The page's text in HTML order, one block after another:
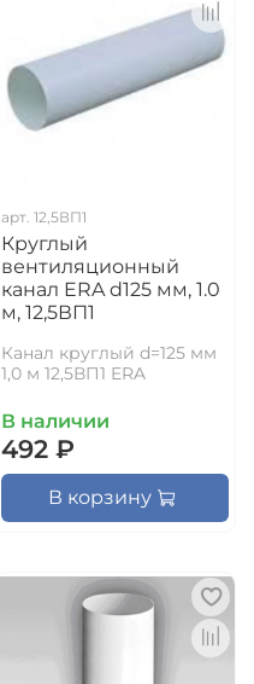
арт. 12,5ВП1
Круглый
вентиляционный
канал ERA d125 мм, 1.0
м, 12,5ВП1
Канал круглый d=125 мм
1,0 м 12,5ВП1 ERA
В наличии
492 ₽
В корзину